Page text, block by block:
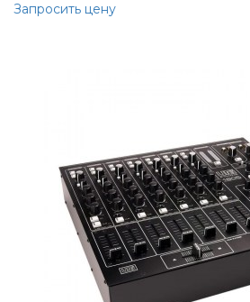
Запросить цену